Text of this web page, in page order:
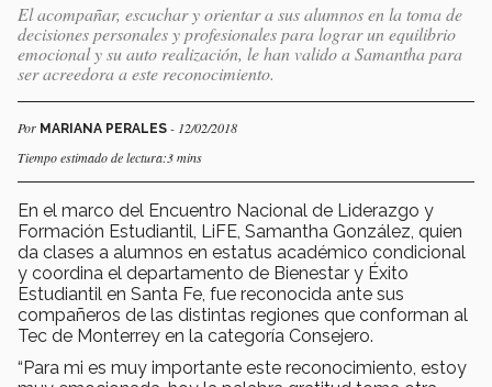
El acompañar, escuchar y orientar a sus alumnos en la toma de
decisiones personales y profesionales para lograr un equilibrio
emocional y su auto realización, le han valido a Samantha para
ser acreedora a este reconocimiento.
Por MARIANA PERALES - 12/02/2018
Tiempo estimado de lectura:3 mins
En el marco del Encuentro Nacional de Liderazgo y
Formación Estudiantil, LiFE, Samantha González, quien
da clases a alumnos en estatus académico condicional
y coordina el departamento de Bienestar y Éxito
Estudiantil en Santa Fe, fue reconocida ante sus
compañeros de las distintas regiones que conforman al
Tec de Monterrey en la categoría Consejero.
“Para mi es muy importante este reconocimiento, estoy